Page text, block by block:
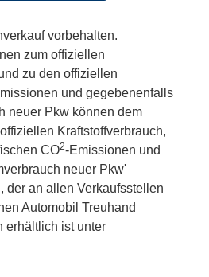
vorbehalten.
zum offiziellen
zu den offiziellen
und gegebenenfalls
neuer Pkw können dem
Kraftstoffverbrauch,
CO2-Emissionen und
neuer Pkw'
der an allen Verkaufsstellen
Automobil Treuhand
erhältlich ist unter